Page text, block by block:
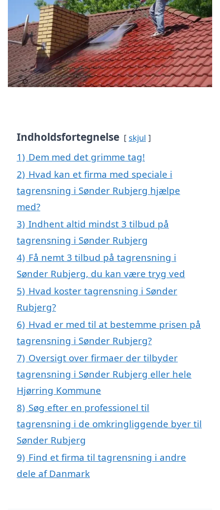
Indholdsfortegnelse skjul
1) Dem med det grimme tag!
2) Hvad kan et firma med speciale i
tagrensning i Sønder Rubjerg hjælpe
med?
3) Indhent altid mindst 3 tilbud på
tagrensning i Sønder Rubjerg
4) Få nemt 3 tilbud på tagrensning i
Sønder Rubjerg, du kan være tryg ved
5) Hvad koster tagrensning i Sønder
Rubjerg?
6) Hvad er med til at bestemme prisen på
tagrensning i Sønder Rubjerg?
7) Oversigt over firmaer der tilbyder
tagrensning i Sønder Rubjerg eller hele
Hjørring Kommune
8) Søg efter en professionel til
tagrensning i de omkringliggende byer til
Sønder Rubjerg
9) Find et firma til tagrensning i andre
dele af Danmark